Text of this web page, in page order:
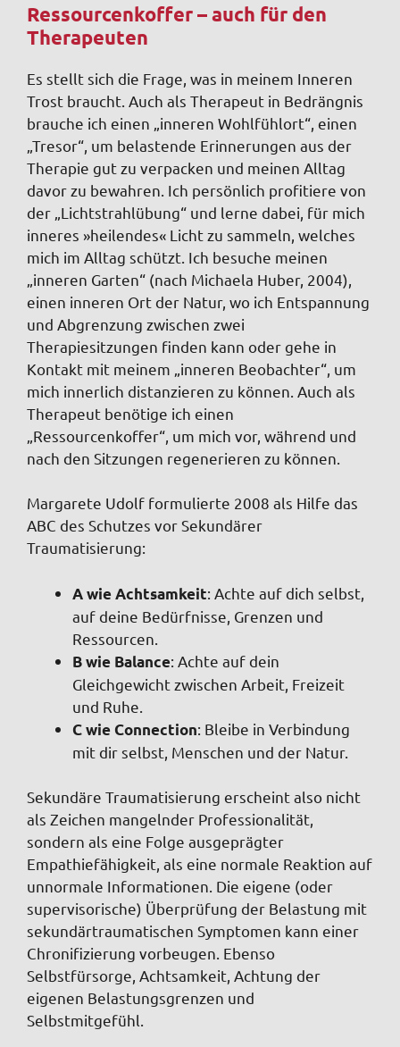
Ressourcenkoffer – auch für den
Therapeuten
Es stellt sich die Frage, was in meinem Inneren
Trost braucht. Auch als Therapeut in Bedrängnis
brauche ich einen „inneren Wohlfühlort“, einen
„Tresor“, um belastende Erinnerungen aus der
Therapie gut zu verpacken und meinen Alltag
davor zu bewahren. Ich persönlich profitiere von
der „Lichtstrahlübung“ und lerne dabei, für mich
inneres »heilendes« Licht zu sammeln, welches
mich im Alltag schützt. Ich besuche meinen
„inneren Garten“ (nach Michaela Huber, 2004),
einen inneren Ort der Natur, wo ich Entspannung
und Abgrenzung zwischen zwei
Therapiesitzungen finden kann oder gehe in
Kontakt mit meinem „inneren Beobachter“, um
mich innerlich distanzieren zu können. Auch als
Therapeut benötige ich einen
„Ressourcenkoffer“, um mich vor, während und
nach den Sitzungen regenerieren zu können.
Margarete Udolf formulierte 2008 als Hilfe das
ABC des Schutzes vor Sekundärer
Traumatisierung:
A wie Achtsamkeit: Achte auf dich selbst,
auf deine Bedürfnisse, Grenzen und
Ressourcen.
B wie Balance: Achte auf dein
Gleichgewicht zwischen Arbeit, Freizeit
und Ruhe.
C wie Connection: Bleibe in Verbindung
mit dir selbst, Menschen und der Natur.
Sekundäre Traumatisierung erscheint also nicht
als Zeichen mangelnder Professionalität,
sondern als eine Folge ausgeprägter
Empathiefähigkeit, als eine normale Reaktion auf
unnormale Informationen. Die eigene (oder
supervisorische) Überprüfung der Belastung mit
sekundärtraumatischen Symptomen kann einer
Chronifizierung vorbeugen. Ebenso
Selbstfürsorge, Achtsamkeit, Achtung der
eigenen Belastungsgrenzen und
Selbstmitgefühl.